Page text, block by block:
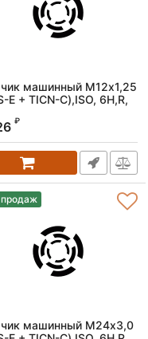
машинный M12х1,25
E + TICN-C),ISO, 6H,R,
₽
продаж
машинный M24х3,0